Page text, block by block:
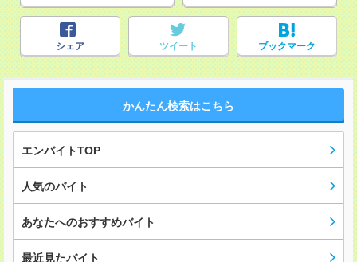
シェア ツイート ブックマーク
かんたん検索はこちら
エンバイトTOP
人気のバイト
あなたへのおすすめバイト
最近見たバイト